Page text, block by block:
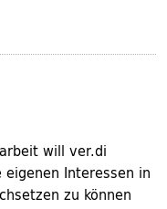
will ver.di
Interessen in
zu können